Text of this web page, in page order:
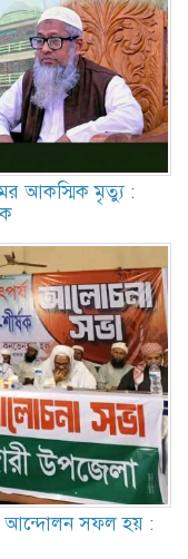
আকস্মিক মৃত্যু :
আন্দোলন সফল হয় :